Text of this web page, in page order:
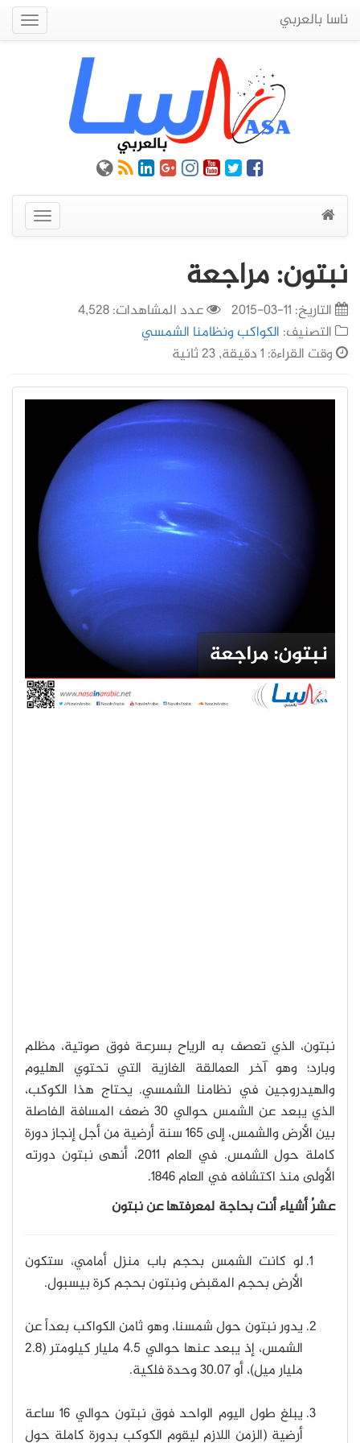
ناسا بالعربي
عرض
القائمة
نبتون: مراجعة
التاريخ: 11-03-2015
عدد المشاهدات: 4,528
التصنيف: الكواكب ونظامنا الشمسي
وقت القراءة: 1 دقيقة, 23 ثانية
نبتون، الذي تعصف به الرياح بسرعة فوق صوتية، مظلم
وبارد؛ وهو آخر العمالقة الغازية التي تحتوي الهليوم
والهيدروجين في نظامنا الشمسي. يحتاج هذا الكوكب،
الذي يبعد عن الشمس حوالي 30 ضعف المسافة الفاصلة
بين الأرض والشمس، إلى 165 سنة أرضية من أجل إنجاز دورة
كاملة حول الشمس. في العام 2011، أنهى نبتون دورته
الأولى منذ اكتشافه في العام 1846.
عشرُ أشياء أنت بحاجة لمعرفتها عن نبتون
لو كانت الشمس بحجم باب منزل أمامي، ستكون
الأرض بحجم المقبض ونبتون بحجم كرة بيسبول.
يدور نبتون حول شمسنا، وهو ثامن الكواكب بعداً عن
الشمس، إذ يبعد عنها حوالي 4.5 مليار كيلومتر (2.8
مليار ميل)، أو 30.07 وحدة فلكية.
يبلغ طول اليوم الواحد فوق نبتون حوالي 16 ساعة
أرضية (الزمن اللازم ليقوم الكوكب بدورة كاملة حول